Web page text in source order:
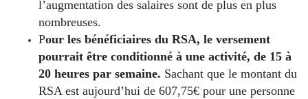
l’augmentation des salaires sont de plus en plus
nombreuses.
Pour les bénéficiaires du RSA, le versement
pourrait être conditionné à une activité, de 15 à
20 heures par semaine. Sachant que le montant du
RSA est aujourd’hui de 607,75€ pour une personne